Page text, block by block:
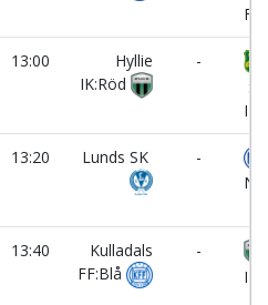
13:00
Hyllie
IK:Röd
-
13:20 Lunds SK
-
13:40
Kulladals
FF:Blå
-